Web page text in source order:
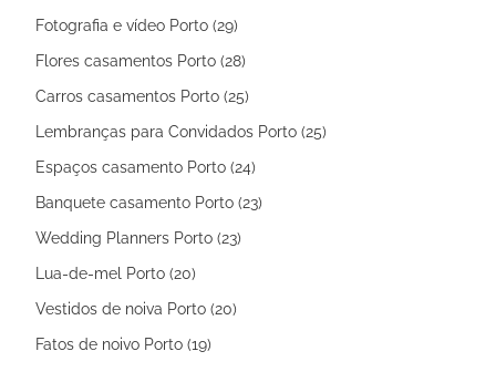
Fotografia e vídeo Porto (29)
Flores casamentos Porto (28)
Carros casamentos Porto (25)
Lembranças para Convidados Porto (25)
Espaços casamento Porto (24)
Banquete casamento Porto (23)
Wedding Planners Porto (23)
Lua-de-mel Porto (20)
Vestidos de noiva Porto (20)
Fatos de noivo Porto (19)